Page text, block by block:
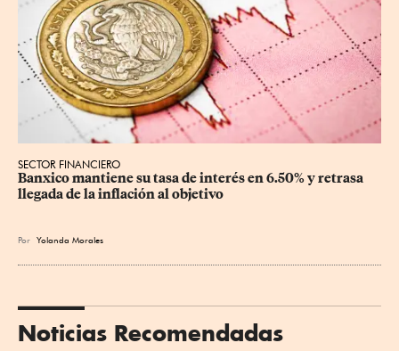
SECTOR FINANCIERO
Banxico mantiene su tasa de interés en 6.50% y retrasa
llegada de la inflación al objetivo
Por Yolanda Morales
Noticias Recomendadas